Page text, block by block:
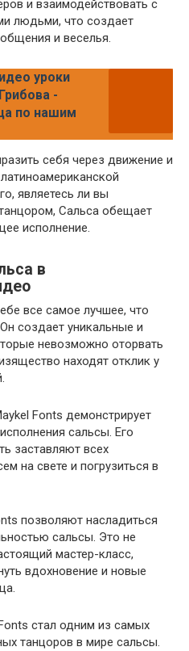
и взаимодействовать с
людьми, что создает
и веселья.
уроки
-
по нашим
себя через движение и
являетесь ли вы
Сальса обещает
исполнение.
в
все самое лучшее, что
создает уникальные и
невозможно оторвать
находят отклик у
Fonts демонстрирует
сальсы. Его
заставляют всех
на свете и погрузиться в
позволяют насладиться
сальсы. Это не
мастер-класс,
вдохновение и новые
стал одним из самых
танцоров в мире сальсы.